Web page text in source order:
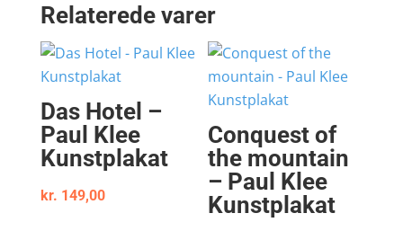
Relaterede varer
Das Hotel –
Paul Klee
Kunstplakat
kr. 149,00
Conquest of
the mountain
– Paul Klee
Kunstplakat